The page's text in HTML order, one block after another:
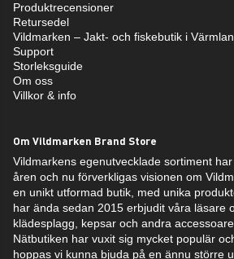
Produktrecensioner
Retursedel
Vildmarken – Jakt- och fiskebutik i
Support
Storleksguide
Om oss
Villkor & info
Om Vildmarken Brand Store
Vildmarkens egenutvecklade sortiment
åren och nu förverkligas visionen om
en unikt utformad butik, med unika
har ända sedan 2015 erbjudit våra läsare
klädesplagg, kepsar och andra
Nätbutiken har vuxit sig mycket populär
hoppas vi kunna bjuda på en ännu större